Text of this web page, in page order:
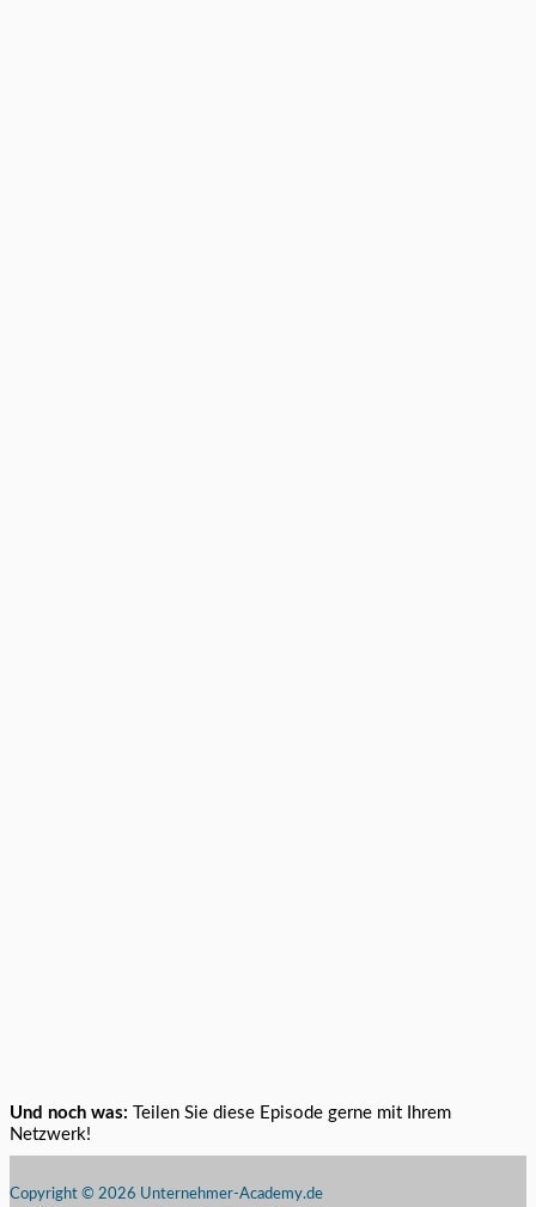
Und noch was: Teilen Sie diese Episode gerne mit Ihrem
Netzwerk!
Copyright © 2026 Unternehmer-Academy.de